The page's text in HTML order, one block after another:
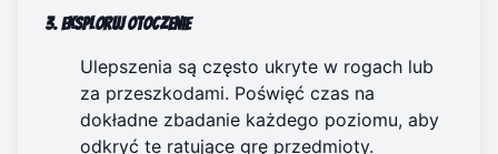
3. Eksploruj otoczenie
Ulepszenia są często ukryte w rogach lub
za przeszkodami. Poświęć czas na
dokładne zbadanie każdego poziomu, aby
odkryć te ratujące grę przedmioty.